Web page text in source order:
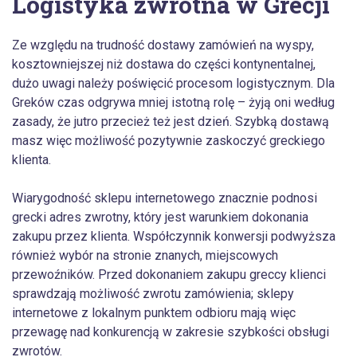
Ze względu na trudność dostawy zamówień na wyspy,
kosztowniejszej niż dostawa do części kontynentalnej,
dużo uwagi należy poświęcić procesom logistycznym. Dla
Greków czas odgrywa mniej istotną rolę – żyją oni według
zasady, że jutro przecież też jest dzień. Szybką dostawą
masz więc możliwość pozytywnie zaskoczyć greckiego
klienta.
Wiarygodność sklepu internetowego znacznie podnosi
grecki adres zwrotny, który jest warunkiem dokonania
zakupu przez klienta. Współczynnik konwersji podwyższa
również wybór na stronie znanych, miejscowych
przewoźników. Przed dokonaniem zakupu greccy klienci
sprawdzają możliwość zwrotu zamówienia; sklepy
internetowe z lokalnym punktem odbioru mają więc
przewagę nad konkurencją w zakresie szybkości obsługi
zwrotów.